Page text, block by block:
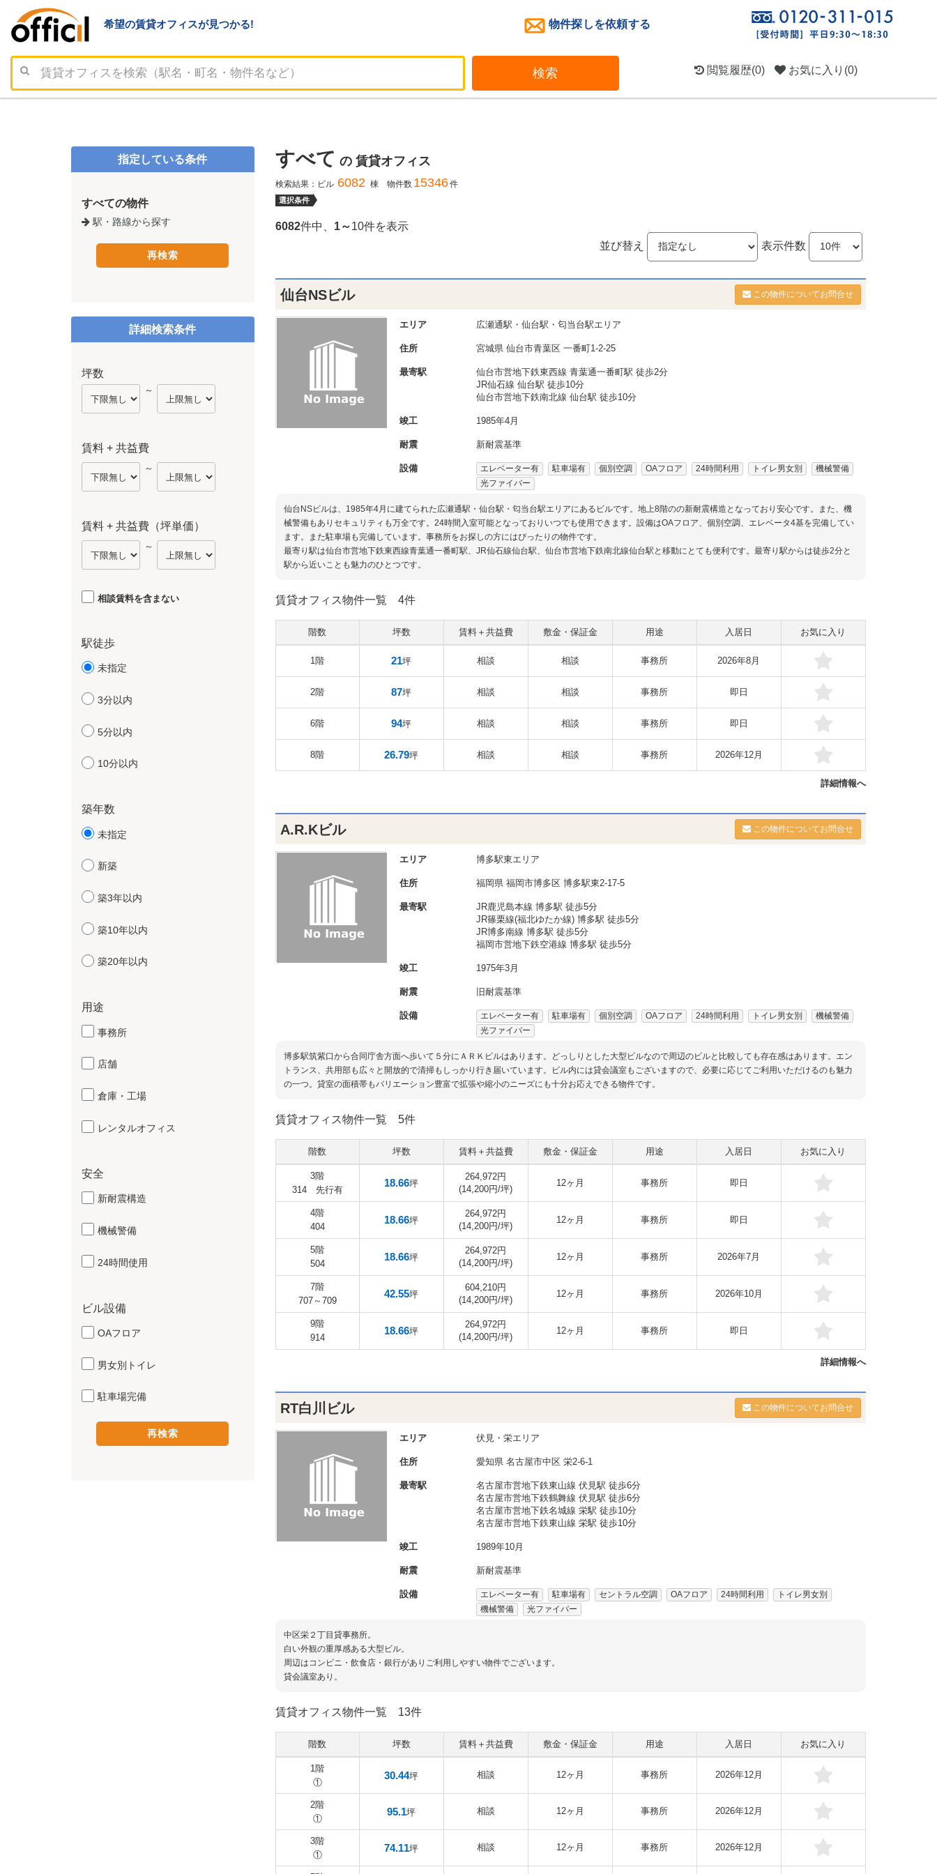
希望の賃貸オフィスが見つかる! 物件探しを依頼する
検索 閲覧履歴(0) お気に入り (0)
すべて の 賃貸オフィス
検索結果：ビル 6082 棟 物件数 15346件
選択条件
6082件中、 1～10件を表示
表示件数
並び替え
仙台NSビル この物件についてお問合せ
エリア 広瀬通駅・仙台駅・匂当台駅エリア
住所 宮城県 仙台市青葉区一番町1-2-25
最寄駅
仙台市営地下鉄東西線 青葉通一番町駅 徒歩2分
JR仙石線 仙台駅 徒歩10分
仙台市営地下鉄南北線 仙台駅 徒歩10分
竣工 1985年4月
耐震 新耐震基準
設備 エレベーター有 駐車場有 個別空調 OAフロア 24時間利用 トイレ男女別
機械警備
光ファイバー
仙台NSビルは、1985年4月に建てられた広瀬通駅・仙台駅・匂当台駅エリアにあるビルです。地上8階のの新耐震構造となっており安心です。また、機
械警備もありセキュリティも万全です。24時間入室可能となっておりいつでも使用できます。設備はOAフロア、個別空調、エレベータ4基を完備してい
ます。また駐車場も完備しています。事務所をお探しの方にはぴったりの物件です。
最寄り駅は仙台市営地下鉄東西線青葉通一番町駅、JR仙石線仙台駅、仙台市営地下鉄南北線仙台駅と移動にとても便利です。最寄り駅からは徒歩2分と
駅から近いことも魅力のひとつです。
賃貸オフィス物件一覧 4件
階数 坪数 賃料＋共益費 敷金・保証金 用途 入居日 お気に入り
1階 21坪 相談 相談 事務所 2026年8月
2階 87坪 相談 相談 事務所 即日
6階 94坪 相談 相談 事務所 即日
8階 26.79坪 相談 相談 事務所 2026年12月
詳細情報へ
A.R.Kビル この物件についてお問合せ
エリア 博多駅東エリア
住所 福岡県 福岡市博多区博多駅東2-17-5
最寄駅
JR鹿児島本線 博多駅 徒歩5分
JR篠栗線(福北ゆたか線) 博多駅 徒歩5分
JR博多南線 博多駅 徒歩5分
福岡市営地下鉄空港線 博多駅 徒歩5分
竣工 1975年3月
耐震 旧耐震基準
設備 エレベーター有 駐車場有 個別空調 OAフロア 24時間利用 トイレ男女別
機械警備
光ファイバー
博多駅筑紫口から合同庁舎方面へ歩いて５分にＡＲＫビルはあります。どっしりとした大型ビルなので周辺のビルと比較しても存在感はあります。エン
トランス、共用部も広々と開放的で清掃もしっかり行き届いています。ビル内には貸会議室もございますので、必要に応じてご利用いただけるのも魅力
の一つ。貸室の面積帯もバリエーション豊富で拡張や縮小のニーズにも十分お応えできる物件です。
賃貸オフィス物件一覧 5件
階数 坪数 賃料＋共益費 敷金・保証金 用途 入居日 お気に入り
3階
314 先行有
18.66坪
264,972円
(14,200円/坪)
12ヶ月 事務所 即日
4階
404
18.66坪
264,972円
(14,200円/坪)
12ヶ月 事務所 即日
5階
504
18.66坪
264,972円
(14,200円/坪)
12ヶ月 事務所 2026年7月
7階
707～709
42.55坪
604,210円
(14,200円/坪)
12ヶ月 事務所 2026年10月
9階
914
18.66坪
264,972円
(14,200円/坪)
12ヶ月 事務所 即日
詳細情報へ
RT白川ビル この物件についてお問合せ
エリア 伏見・栄エリア
住所 愛知県 名古屋市中区栄2-6-1
最寄駅
名古屋市営地下鉄東山線 伏見駅 徒歩6分
名古屋市営地下鉄鶴舞線 伏見駅 徒歩6分
名古屋市営地下鉄名城線 栄駅 徒歩10分
名古屋市営地下鉄東山線 栄駅 徒歩10分
竣工 1989年10月
耐震 新耐震基準
設備 エレベーター有 駐車場有 セントラル空調 OAフロア 24時間利用
トイレ男女別
機械警備
光ファイバー
中区栄２丁目貸事務所。
白い外観の重厚感ある大型ビル。
周辺はコンビニ・飲食店・銀行がありご利用しやすい物件でございます。
貸会議室あり。
賃貸オフィス物件一覧 13件
階数 坪数 賃料＋共益費 敷金・保証金 用途 入居日 お気に入り
1階
①
30.44坪 相談 12ヶ月 事務所 2026年12月
2階
①
95.1坪 相談 12ヶ月 事務所 2026年12月
3階
①
74.11坪 相談 12ヶ月 事務所 2026年12月
指定している条件
すべての物件
駅・路線から探す
詳細検索条件
坪数
～
賃料 + 共益費
～
賃料 + 共益費（坪単価）
～
相談賃料を含まない
駅徒歩
未指定
3分以内
5分以内
10分以内
築年数
未指定
新築
築3年以内
築10年以内
築20年以内
用途
事務所
店舗
倉庫・工場
レンタルオフィス
安全
新耐震構造
機械警備
24時間使用
ビル設備
OAフロア
男女別トイレ
駐車場完備